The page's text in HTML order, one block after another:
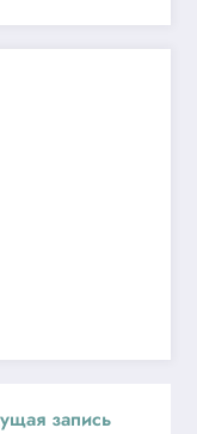
запись